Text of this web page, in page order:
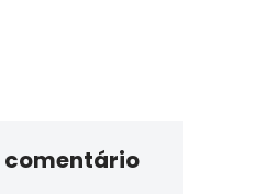
comentário